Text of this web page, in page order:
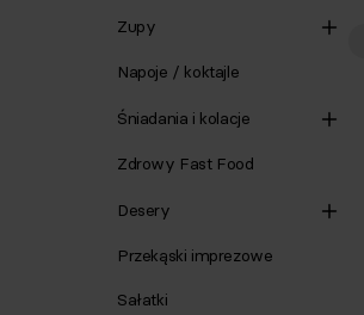
Zupy
Napoje / koktajle
Śniadania i kolacje
Zdrowy Fast Food
Desery
Przekąski imprezowe
Sałatki